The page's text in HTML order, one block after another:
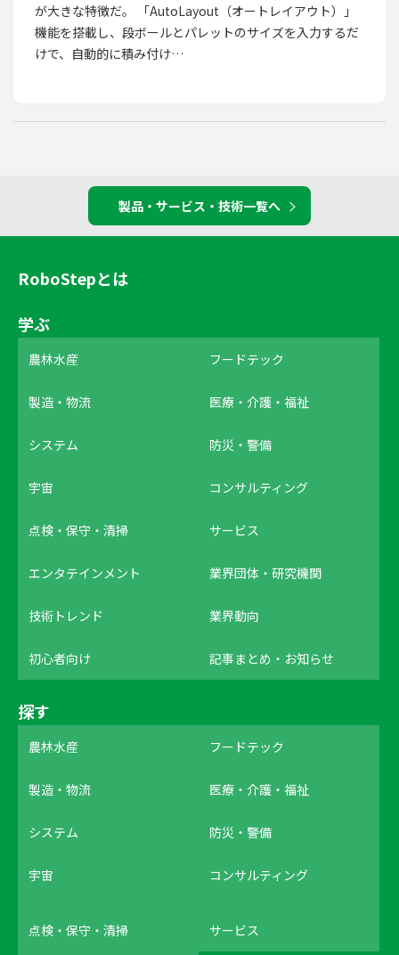
が大きな特徴だ。 「AutoLayout（オートレイアウト）」
機能を搭載し、段ボールとパレットのサイズを入力するだ
けで、自動的に積み付け…
製品・サービス・技術一覧へ
RoboStepとは
学ぶ
農林水産 フードテック
製造・物流 医療・介護・福祉
システム 防災・警備
宇宙 コンサルティング
点検・保守・清掃 サービス
エンタテインメント 業界団体・研究機関
技術トレンド 業界動向
初心者向け 記事まとめ・お知らせ
探す
農林水産 フードテック
製造・物流 医療・介護・福祉
システム 防災・警備
宇宙 コンサルティング
点検・保守・清掃 サービス